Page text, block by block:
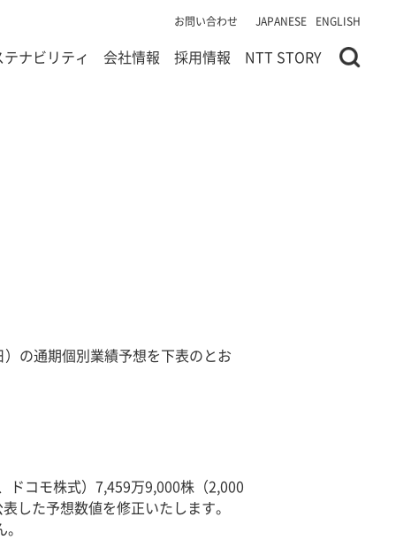
お問い合わせ JAPANESE ENGLISH
テナビリティ 会社情報 採用情報 NTT STORY
の通期個別業績予想を下表のとお
ドコモ株式）7,459万9,000株（2,000
した予想数値を修正いたします。